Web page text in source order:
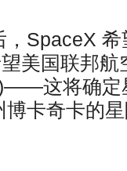
，SpaceX 希
美国联邦航
这将确定
博卡奇卡的